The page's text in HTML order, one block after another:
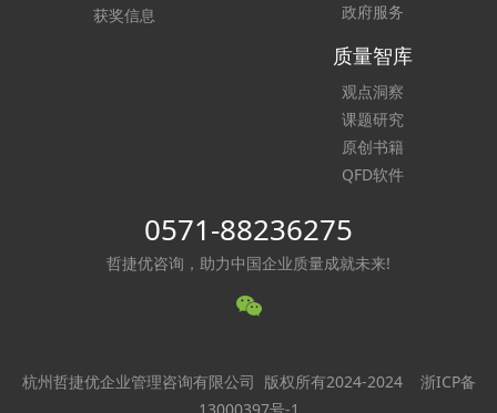
政府服务
获奖信息
质量智库
观点洞察
课题研究
原创书籍
QFD软件
0571-88236275
哲捷优咨询，助力中国企业质量成就未来!
杭州哲捷优企业管理咨询有限公司 版权所有2024-2024 浙ICP备